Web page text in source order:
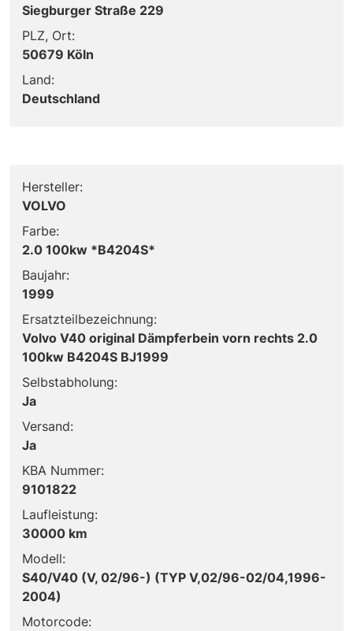
Siegburger Straße 229
PLZ, Ort:
50679 Köln
Land:
Deutschland
Hersteller:
VOLVO
Farbe:
2.0 100kw *B4204S*
Baujahr:
1999
Ersatzteilbezeichnung:
Volvo V40 original Dämpferbein vorn rechts 2.0
100kw B4204S BJ1999
Selbstabholung:
Ja
Versand:
Ja
KBA Nummer:
9101822
Laufleistung:
30000 km
Modell:
S40/V40 (V, 02/96-) (TYP V,02/96-02/04,1996-
2004)
Motorcode: